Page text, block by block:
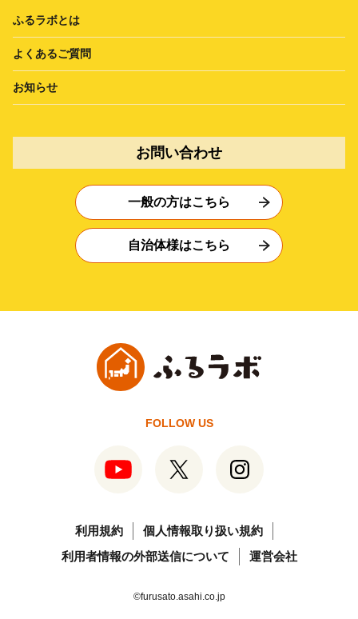
ふるラボとは
よくあるご質問
お知らせ
お問い合わせ
一般の方はこちら
自治体様はこちら
FOLLOW US
利用規約
個人情報取り扱い規約
利用者情報の外部送信について
運営会社
©furusato.asahi.co.jp